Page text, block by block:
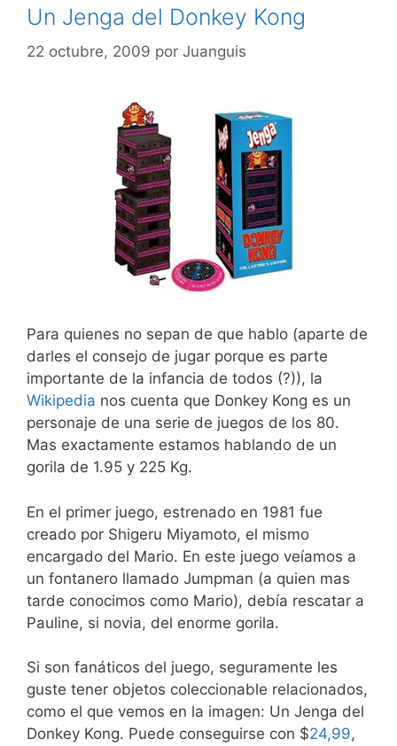
Un Jenga del Donkey Kong
22 octubre, 2009 por Juanguis
Para quienes no sepan de que hablo (aparte de
darles el consejo de jugar porque es parte
importante de la infancia de todos (?)), la
Wikipedia nos cuenta que Donkey Kong es un
personaje de una serie de juegos de los 80.
Mas exactamente estamos hablando de un
gorila de 1.95 y 225 Kg.
En el primer juego, estrenado en 1981 fue
creado por Shigeru Miyamoto, el mismo
encargado del Mario. En este juego veíamos a
un fontanero llamado Jumpman (a quien mas
tarde conocimos como Mario), debía rescatar a
Pauline, si novia, del enorme gorila.
Si son fanáticos del juego, seguramente les
guste tener objetos coleccionable relacionados,
como el que vemos en la imagen: Un Jenga del
Donkey Kong. Puede conseguirse con $24,99,